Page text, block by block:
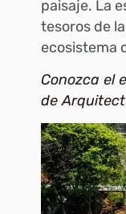
paisaje. La
tesoros de
ecosistema
Conozca el
de